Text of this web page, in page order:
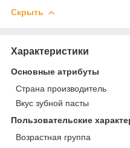
Скрыть
Характеристики
Основные атрибуты
Страна производитель
Вкус зубной пасты
Пользовательские
Возрастная группа